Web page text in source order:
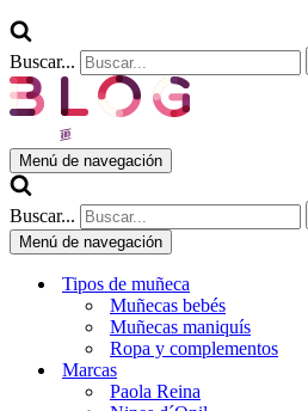
Buscar...
Menú de navegación
Buscar...
Menú de navegación
Tipos de muñeca
Muñecas bebés
Muñecas maniquís
Ropa y complementos
Marcas
Paola Reina